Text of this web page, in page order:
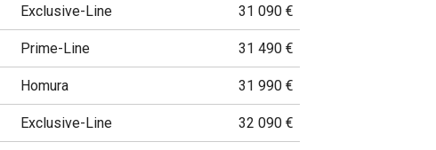
Exclusive-Line 31 090 €
Prime-Line 31 490 €
Homura 31 990 €
Exclusive-Line 32 090 €